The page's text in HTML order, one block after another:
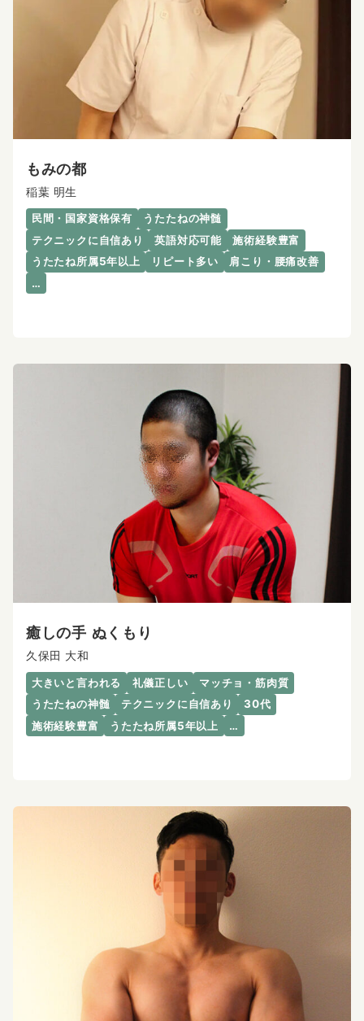
もみの都
稲葉 明生
民間・国家資格保有
うたたねの神髄
テクニックに自信あり
英語対応可能
施術経験豊富
うたたね所属5年以上
リピート多い
肩こり・腰痛改善
…
癒しの手 ぬくもり
久保田 大和
大きいと言われる 礼儀正しい
マッチョ・筋肉質
うたたねの神髄
テクニックに自信あり
30代
施術経験豊富
うたたね所属5年以上 …